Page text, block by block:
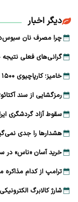
دیگر اخبار
چرا مصرف نان
گرانی‌های فعلی
خامیز؛ کارپاچیوی ۱۵۰۰ ساله ساسانی که شما را غافلگیر می‌کند!
رمزگشایی از سند
سقوط آزاد گردشگری
هشدارها را جدی
خرید آسان «ناس» در
ترامپ از کدام
شارژ کالابرگ